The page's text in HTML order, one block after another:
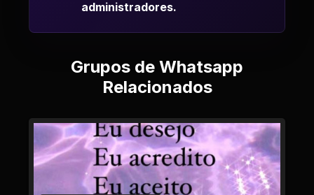
administradores.
Grupos de Whatsapp
Relacionados